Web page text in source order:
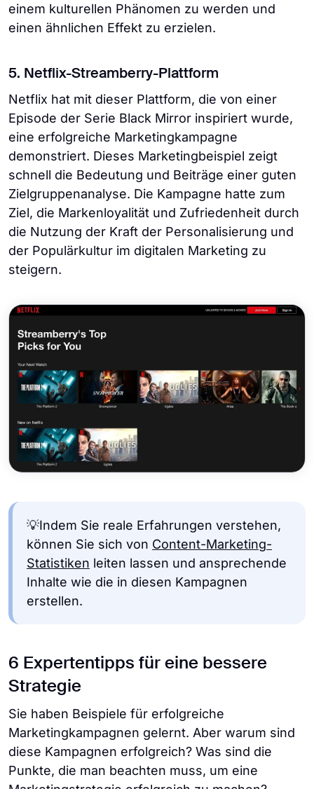
einem kulturellen Phänomen zu werden und
einen ähnlichen Effekt zu erzielen.
5. Netflix-Streamberry-Plattform
Netflix hat mit dieser Plattform, die von einer
Episode der Serie Black Mirror inspiriert wurde,
eine erfolgreiche Marketingkampagne
demonstriert. Dieses Marketingbeispiel zeigt
schnell die Bedeutung und Beiträge einer guten
Zielgruppenanalyse. Die Kampagne hatte zum
Ziel, die Markenloyalität und Zufriedenheit durch
die Nutzung der Kraft der Personalisierung und
der Populärkultur im digitalen Marketing zu
steigern.
💡Indem Sie reale Erfahrungen verstehen,
können Sie sich von Content-Marketing-
Statistiken leiten lassen und ansprechende
Inhalte wie die in diesen Kampagnen
erstellen.
6 Expertentipps für eine bessere
Strategie
Sie haben Beispiele für erfolgreiche
Marketingkampagnen gelernt. Aber warum sind
diese Kampagnen erfolgreich? Was sind die
Punkte, die man beachten muss, um eine